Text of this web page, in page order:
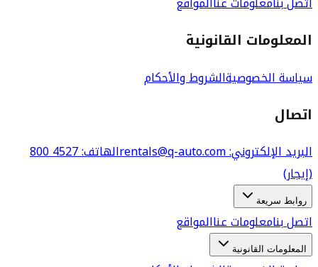
المعلومات القانونية
سياسة الخصوصيةالشروط والأحكام
اتصال
البريد الإلكتروني: rentals@q-auto.com الهاتف:
800 4527
(إيجار)
روابط سريعة
اتصل بنامعلومات عناالمواقع
المعلومات القانونية